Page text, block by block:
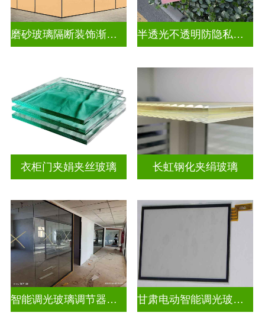
磨砂玻璃隔断装饰渐变玻璃 半透光不透明防隐私渐变装饰玻璃
衣柜门夹娟夹丝玻璃 长虹钢化夹绢玻璃
智能调光玻璃调节器图片 甘肃电动智能调光玻璃批发商